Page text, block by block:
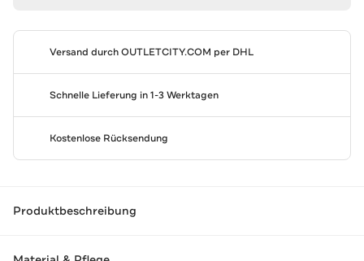
Versand durchOUTLETCITY.COM per DHL
Schnelle Lieferung in 1-3 Werktagen
Kostenlose Rücksendung
Produktbeschreibung